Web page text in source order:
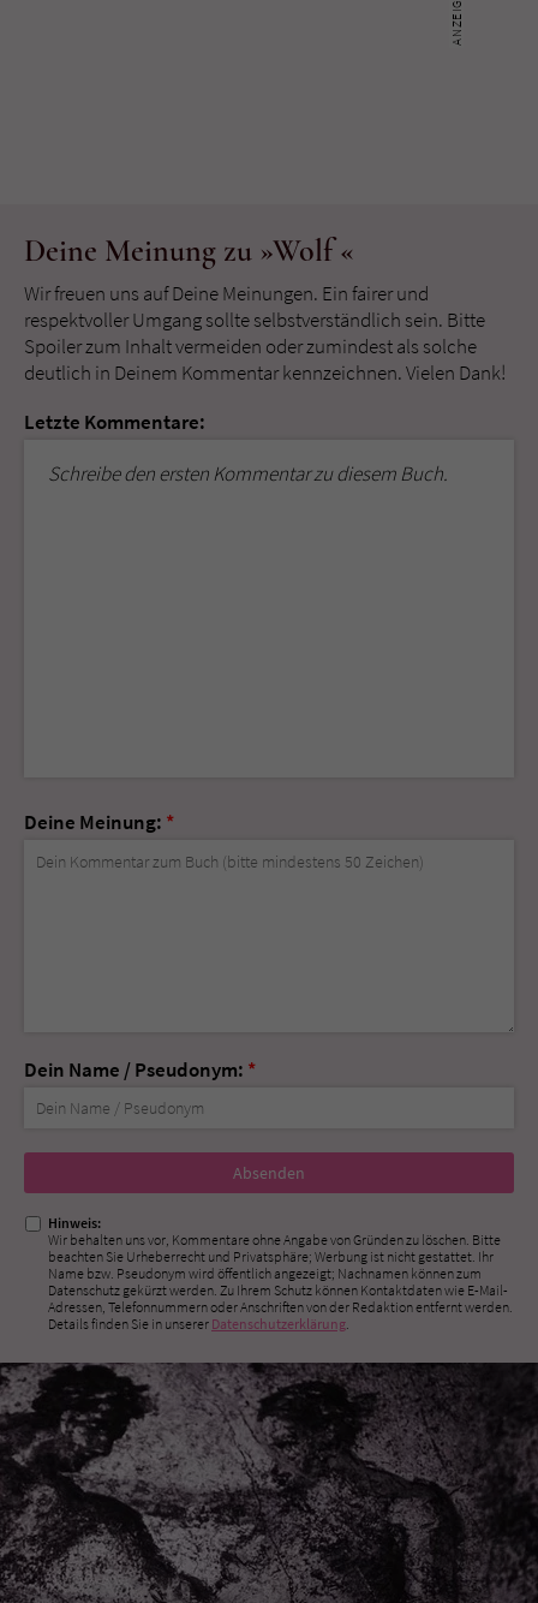
Deine Meinung zu »Wolf «
Wir freuen uns auf Deine Meinungen. Ein fairer und
respektvoller Umgang sollte selbstverständlich sein. Bitte
Spoiler zum Inhalt vermeiden oder zumindest als solche
deutlich in Deinem Kommentar kennzeichnen. Vielen Dank!
Letzte Kommentare:
Schreibe den ersten Kommentar zu diesem Buch.
Deine Meinung: *
Dein Name / Pseudonym: *
Nicht
ausfüllen!
Hinweis:
Wir behalten uns vor, Kommentare ohne Angabe von Gründen zu löschen. Bitte
beachten Sie Urheberrecht und Privatsphäre; Werbung ist nicht gestattet. Ihr
Name bzw. Pseudonym wird öffentlich angezeigt; Nachnamen können zum
Datenschutz gekürzt werden. Zu Ihrem Schutz können Kontaktdaten wie E-Mail-
Adressen, Telefonnummern oder Anschriften von der Redaktion entfernt werden.
Details finden Sie in unserer Datenschutzerklärung